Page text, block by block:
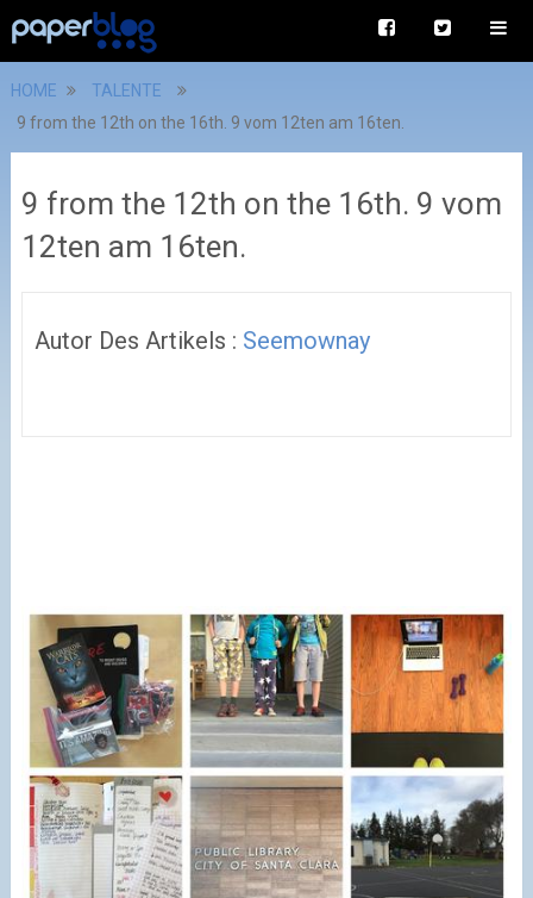
HOME
TALENTE
9 from the 12th on the 16th. 9 vom 12ten am 16ten.
9 from the 12th on the 16th. 9 vom
12ten am 16ten.
Autor Des Artikels : Seemownay